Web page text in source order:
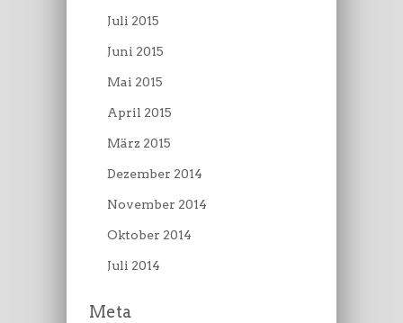
Juli 2015
Juni 2015
Mai 2015
April 2015
März 2015
Dezember 2014
November 2014
Oktober 2014
Juli 2014
Meta